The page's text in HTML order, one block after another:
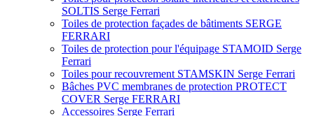
SOLTIS Serge Ferrari
Toiles de protection façades de bâtiments SERGE
FERRARI
Toiles de protection pour l'équipage STAMOID Serge
Ferrari
Toiles pour recouvrement STAMSKIN Serge Ferrari
Bâches PVC membranes de protection PROTECT
COVER Serge FERRARI
Accessoires Serge Ferrari